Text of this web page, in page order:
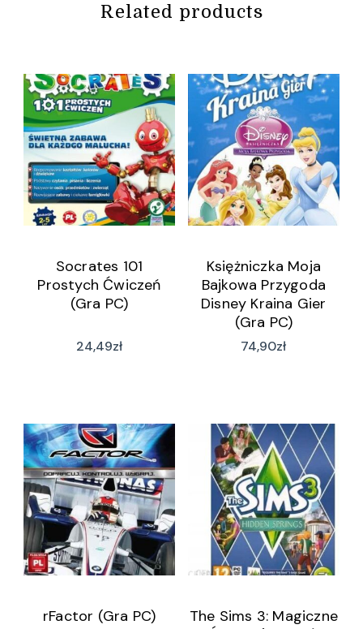
Related products
Socrates 101
Prostych Ćwiczeń
(Gra PC)
24,49zł
Księżniczka Moja
Bajkowa Przygoda
Disney Kraina Gier
(Gra PC)
74,90zł
rFactor (Gra PC)
The Sims 3: Magiczne